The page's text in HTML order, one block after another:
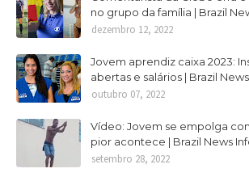
no grupo da família | Brazil
dezembro 12, 2022
Jovem aprendiz caixa 2023:
abertas e salários | Brazil
outubro 07, 2022
Vídeo: Jovem se empolga
pior acontece | Brazil News
setembro 28, 2022